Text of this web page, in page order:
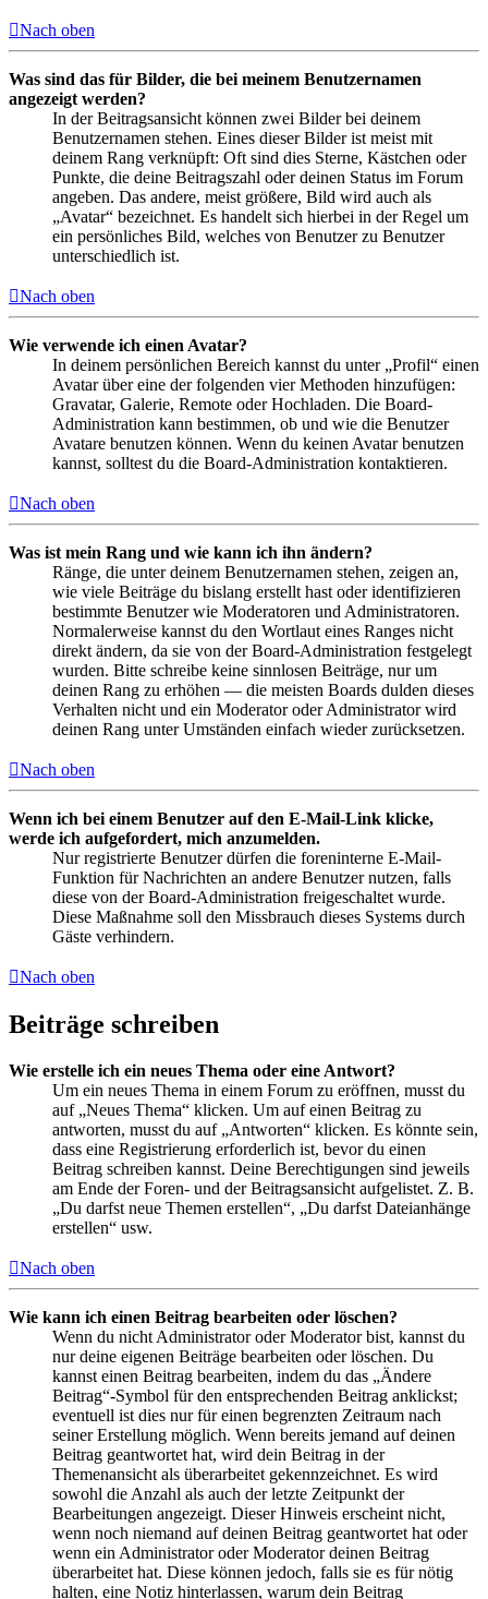
Nach oben
Was sind das für Bilder, die bei meinem Benutzernamen
angezeigt werden?
In der Beitragsansicht können zwei Bilder bei deinem
Benutzernamen stehen. Eines dieser Bilder ist meist mit
deinem Rang verknüpft: Oft sind dies Sterne, Kästchen oder
Punkte, die deine Beitragszahl oder deinen Status im Forum
angeben. Das andere, meist größere, Bild wird auch als
„Avatar“ bezeichnet. Es handelt sich hierbei in der Regel um
ein persönliches Bild, welches von Benutzer zu Benutzer
unterschiedlich ist.
Nach oben
Wie verwende ich einen Avatar?
In deinem persönlichen Bereich kannst du unter „Profil“ einen
Avatar über eine der folgenden vier Methoden hinzufügen:
Gravatar, Galerie, Remote oder Hochladen. Die Board-
Administration kann bestimmen, ob und wie die Benutzer
Avatare benutzen können. Wenn du keinen Avatar benutzen
kannst, solltest du die Board-Administration kontaktieren.
Nach oben
Was ist mein Rang und wie kann ich ihn ändern?
Ränge, die unter deinem Benutzernamen stehen, zeigen an,
wie viele Beiträge du bislang erstellt hast oder identifizieren
bestimmte Benutzer wie Moderatoren und Administratoren.
Normalerweise kannst du den Wortlaut eines Ranges nicht
direkt ändern, da sie von der Board-Administration festgelegt
wurden. Bitte schreibe keine sinnlosen Beiträge, nur um
deinen Rang zu erhöhen — die meisten Boards dulden dieses
Verhalten nicht und ein Moderator oder Administrator wird
deinen Rang unter Umständen einfach wieder zurücksetzen.
Nach oben
Wenn ich bei einem Benutzer auf den E-Mail-Link klicke,
werde ich aufgefordert, mich anzumelden.
Nur registrierte Benutzer dürfen die foreninterne E-Mail-
Funktion für Nachrichten an andere Benutzer nutzen, falls
diese von der Board-Administration freigeschaltet wurde.
Diese Maßnahme soll den Missbrauch dieses Systems durch
Gäste verhindern.
Nach oben
Beiträge schreiben
Wie erstelle ich ein neues Thema oder eine Antwort?
Um ein neues Thema in einem Forum zu eröffnen, musst du
auf „Neues Thema“ klicken. Um auf einen Beitrag zu
antworten, musst du auf „Antworten“ klicken. Es könnte sein,
dass eine Registrierung erforderlich ist, bevor du einen
Beitrag schreiben kannst. Deine Berechtigungen sind jeweils
am Ende der Foren- und der Beitragsansicht aufgelistet. Z. B.
„Du darfst neue Themen erstellen“, „Du darfst Dateianhänge
erstellen“ usw.
Nach oben
Wie kann ich einen Beitrag bearbeiten oder löschen?
Wenn du nicht Administrator oder Moderator bist, kannst du
nur deine eigenen Beiträge bearbeiten oder löschen. Du
kannst einen Beitrag bearbeiten, indem du das „Ändere
Beitrag“-Symbol für den entsprechenden Beitrag anklickst;
eventuell ist dies nur für einen begrenzten Zeitraum nach
seiner Erstellung möglich. Wenn bereits jemand auf deinen
Beitrag geantwortet hat, wird dein Beitrag in der
Themenansicht als überarbeitet gekennzeichnet. Es wird
sowohl die Anzahl als auch der letzte Zeitpunkt der
Bearbeitungen angezeigt. Dieser Hinweis erscheint nicht,
wenn noch niemand auf deinen Beitrag geantwortet hat oder
wenn ein Administrator oder Moderator deinen Beitrag
überarbeitet hat. Diese können jedoch, falls sie es für nötig
halten, eine Notiz hinterlassen, warum dein Beitrag